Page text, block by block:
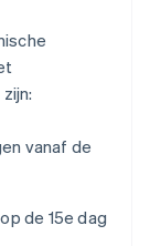
zijn:
vanaf de
de 15e dag